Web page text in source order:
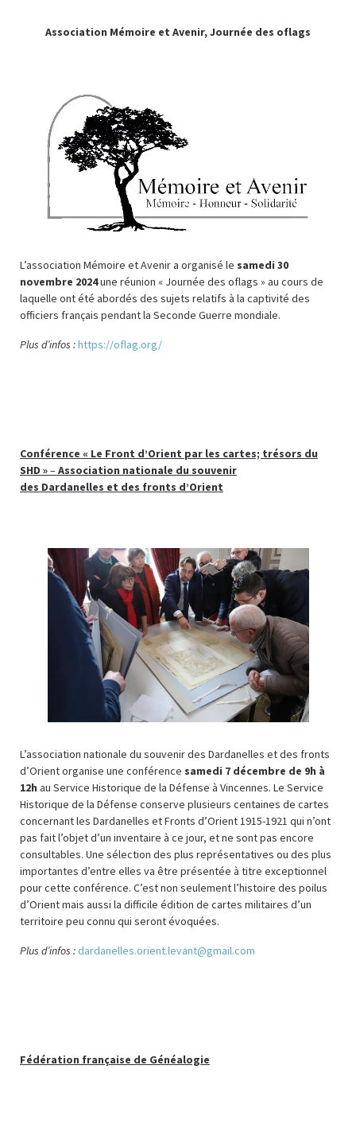
Association Mémoire et Avenir, Journée des oflags
L’association Mémoire et Avenir a organisé le samedi 30
novembre 2024une réunion « Journée des oflags » au cours de
laquelle ont été abordés des sujets relatifs à la captivité des
officiers français pendant la Seconde Guerre mondiale.
Plus d’infos :https://oflag.org/
Conférence « Le Front d’Orient par les cartes; trésors du
SHD »–Association nationale du souvenir
des Dardanelles et des fronts d’Orient
L’association nationale du souvenir des Dardanelles et des fronts
d’Orient organise une conférence samedi 7 décembre de 9h à
12h au Service Historique de la Défense à Vincennes. Le Service
Historique de la Défense conserve plusieurs centaines de cartes
concernant les Dardanelles et Fronts d’Orient 1915-1921 qui n’ont
pas fait l’objet d’un inventaire à ce jour, et ne sont pas encore
consultables. Une sélection des plus représentatives ou des plus
importantes d’entre elles va être présentée à titre exceptionnel
pour cette conférence. C’est non seulement l’histoire des poilus
d’Orient mais aussi la difficile édition de cartes militaires d’un
territoire peu connu qui seront évoquées.
Plus d’infos :dardanelles.orient.levant@gmail.com
Fédération française de Généalogie